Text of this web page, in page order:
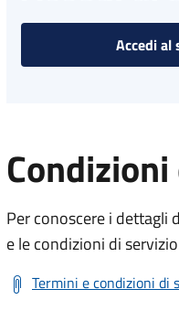
Accedi al
Per conoscere i dettagli
e le condizioni di
Termini e condizioni di